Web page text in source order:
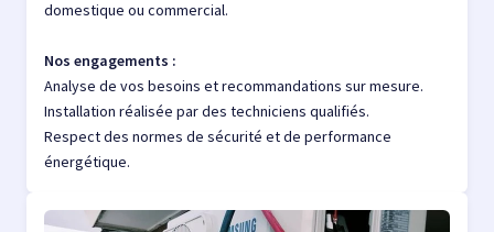
domestique ou commercial.
Nos engagements :
Analyse de vos besoins et recommandations sur mesure.
Installation réalisée par des techniciens qualifiés.
Respect des normes de sécurité et de performance
énergétique.